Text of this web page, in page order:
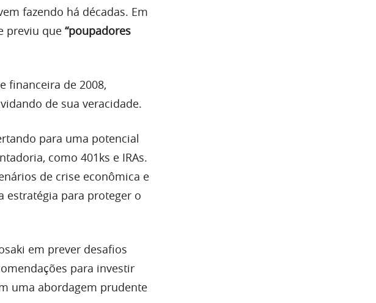
fazendo há décadas. Em
previu que “poupadores
financeira de 2008,
de sua veracidade.
para uma potencial
como 401ks e IRAs.
de crise econômica e
estratégia para proteger o
em prever desafios
para investir
uma abordagem prudente